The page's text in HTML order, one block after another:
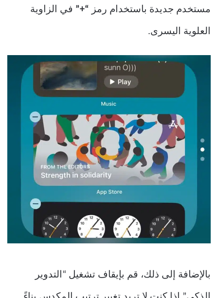
مستخدم جديدة باستخدام رمز “+” في الزاوية
العلوية اليسرى.
بالإضافة إلى ذلك، قم بإيقاف تشغيل “التدوير